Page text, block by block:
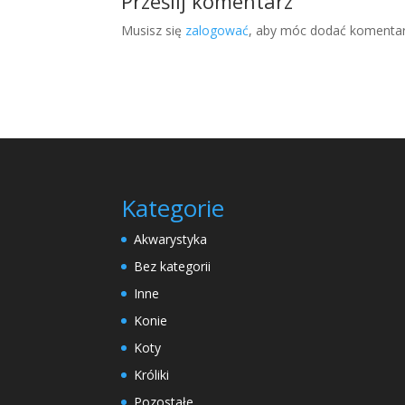
Musisz się zalogować, aby móc dodać
Kategorie
Akwarystyka
Bez kategorii
Inne
Konie
Koty
Króliki